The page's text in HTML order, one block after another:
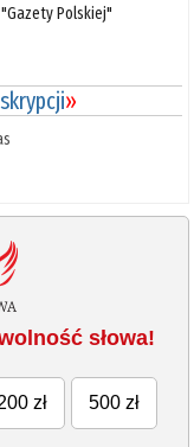
Polskiej"
»
słowa!
zł 500 zł